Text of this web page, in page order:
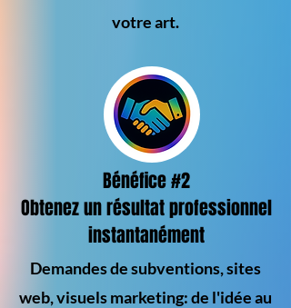
votre art.
Bénéfice #2
Obtenez un résultat professionnel
instantanément
Demandes de subventions, sites
web, visuels marketing: de l'idée au